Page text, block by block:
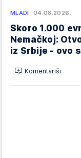
MLADI 04.08.2026.
Skoro 1.000
Nemačkoj:
iz Srbije - ovo
Komentariši